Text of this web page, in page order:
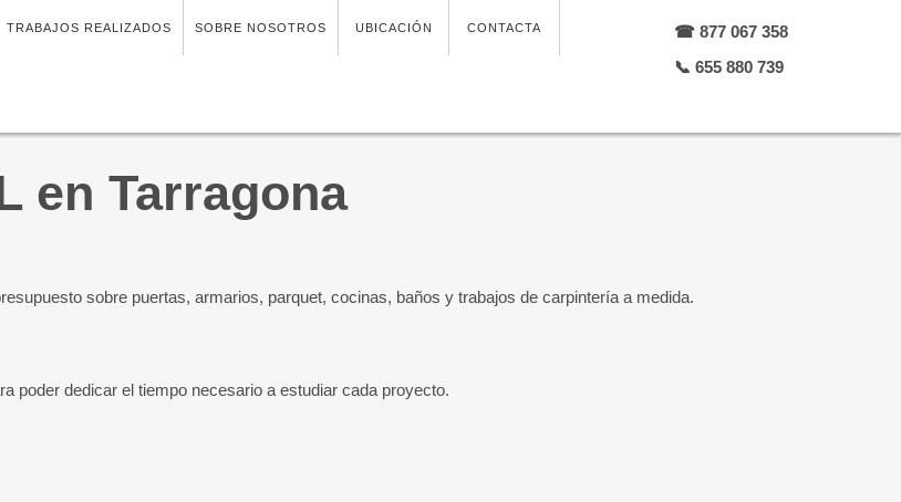
TRABAJOS REALIZADOS SOBRE NOSOTROS UBICACIÓN CONTACTA
☎ 877 067 358
📞 655 880 739
en Tarragona
sobre puertas, armarios, parquet, cocinas, baños y trabajos de carpintería a medida.
poder dedicar el tiempo necesario a estudiar cada proyecto.